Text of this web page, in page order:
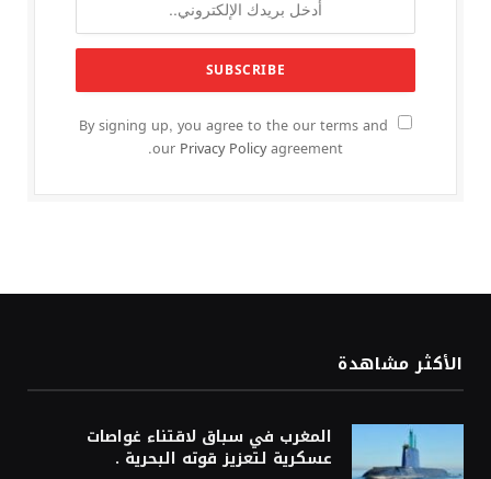
By signing up, you agree to the our terms and
our Privacy Policyagreement.
الأكثر مشاهدة
المغرب في سباق لاقتناء غواصات
عسكرية لتعزيز قوته البحرية .